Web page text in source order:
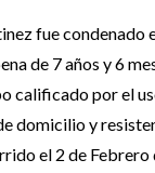
fue condenado
de 7 años y 6
calificado por el
domicilio y
el 2 de Febrero